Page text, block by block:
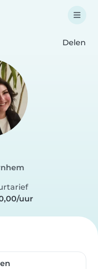
Delen
uur